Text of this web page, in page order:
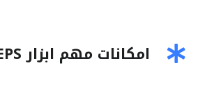
امکانات مهم ابزار EPS به PDF